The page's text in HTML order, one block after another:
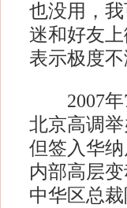
也没用，
迷和好友
表示极度不
2007年7
北京高调
但签入华
内部高层
中华区总